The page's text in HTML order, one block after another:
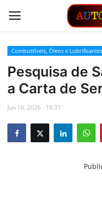
Login
Contato
Links
Busca Direta
Combustíveis, Óleos e Lubrificantes
Pesquisa de
a Carta de
Jun 16, 2026 - 18:31